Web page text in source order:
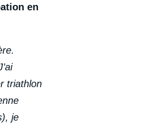
en
triathlon
je